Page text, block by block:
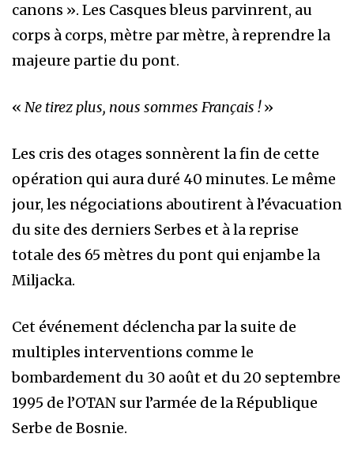
canons ». Les Casques bleus parvinrent, au
corps à corps, mètre par mètre, à reprendre la
majeure partie du pont.
« Ne tirez plus, nous sommes Français !»
Les cris des otages sonnèrent la fin de cette
opération qui aura duré 40 minutes. Le même
jour, les négociations aboutirent à l’évacuation
du site des derniers Serbes et à la reprise
totale des 65 mètres du pont qui enjambe la
Miljacka.
Cet événement déclencha par la suite de
multiples interventions comme le
bombardement du 30 août et du 20 septembre
1995 de l’OTAN sur l’armée de la République
Serbe de Bosnie.